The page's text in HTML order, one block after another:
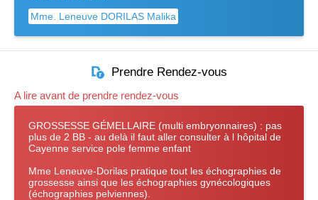
Mme. Leneuve DORILAS Malika
Prendre Rendez-vous
A lire avant de prendre rendez-vous
GROSSESSE GÉMELLAIRE (multi embryonnaires) : pas
plus de 2 BB - au delà il faut aller consulter à l hôpital de
Cayenne service pole femme enfant
Mme Leneuve-Dorilas pratique tout les échographies de
grossesse ainsi que les échographies gynécologiques
(échographies pelviennes).